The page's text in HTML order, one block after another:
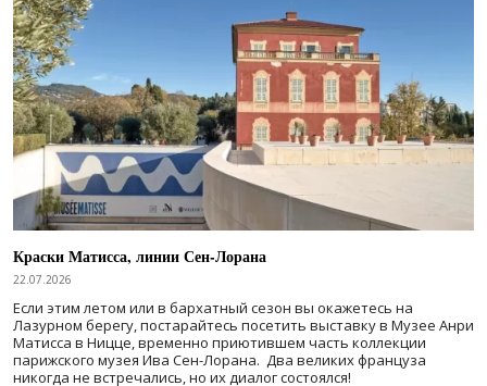
Краски Матисса, линии Сен-Лорана
22.07.2026
Если этим летом или в бархатный сезон вы окажетесь на
Лазурном берегу, постарайтесь посетить выставку в Музее Анри
Матисса в Ницце, временно приютившем часть коллекции
парижского музея Ива Сен-Лорана. Два великих француза
никогда не встречались, но их диалог состоялся!